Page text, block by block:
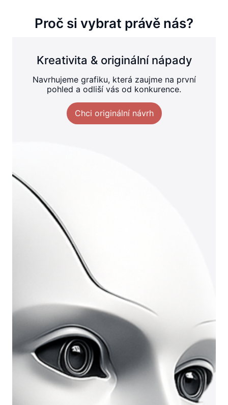
Proč si vybrat právě nás?
Kreativita & originální nápady
Navrhujeme grafiku, která zaujme na první
pohled a odliší vás od konkurence.
Chci originální návrh